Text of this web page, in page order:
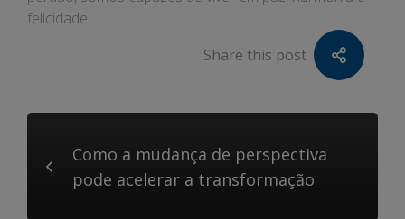
felicidade.
Share this post
Como a mudança de perspectiva
pode acelerar a transformação